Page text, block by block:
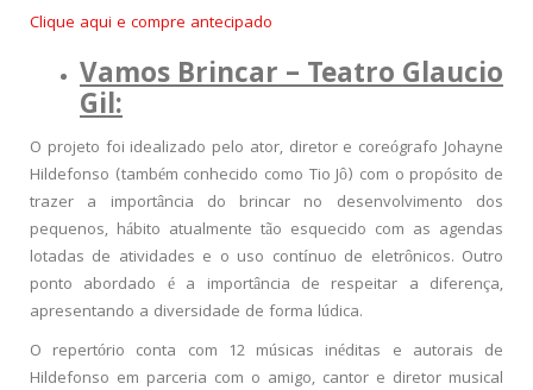
Clique aqui e compre antecipado
Vamos Brincar – Teatro Glaucio
Gil:
O projeto foi idealizado pelo ator, diretor e coreógrafo Johayne
Hildefonso (também conhecido como Tio Jô) com o propósito de
trazer a importância do brincar no desenvolvimento dos
pequenos, hábito atualmente tão esquecido com as agendas
lotadas de atividades e o uso contínuo de eletrônicos. Outro
ponto abordado é a importância de respeitar a diferença,
apresentando a diversidade de forma lúdica.
O repertório conta com 12 músicas inéditas e autorais de
Hildefonso em parceria com o amigo, cantor e diretor musical